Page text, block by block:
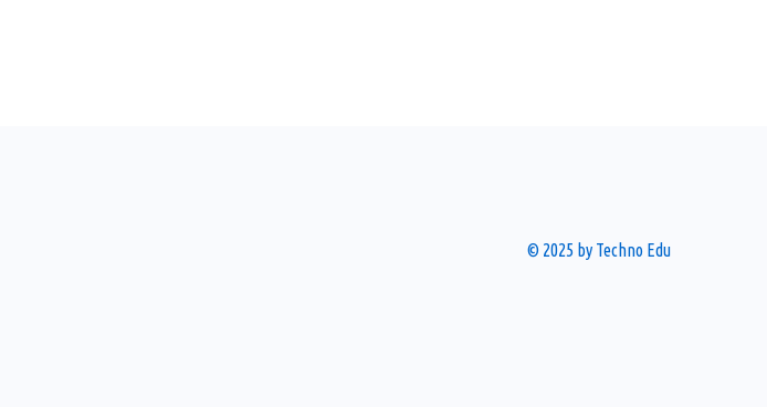
© 2025 by Techno Edu